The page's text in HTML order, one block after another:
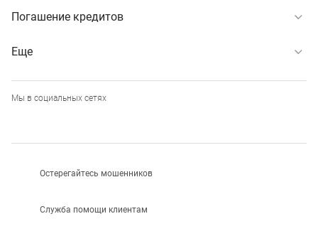
Погашение кредитов
Еще
Мы в социальных сетях
Остерегайтесь мошенников
Служба помощи клиентам